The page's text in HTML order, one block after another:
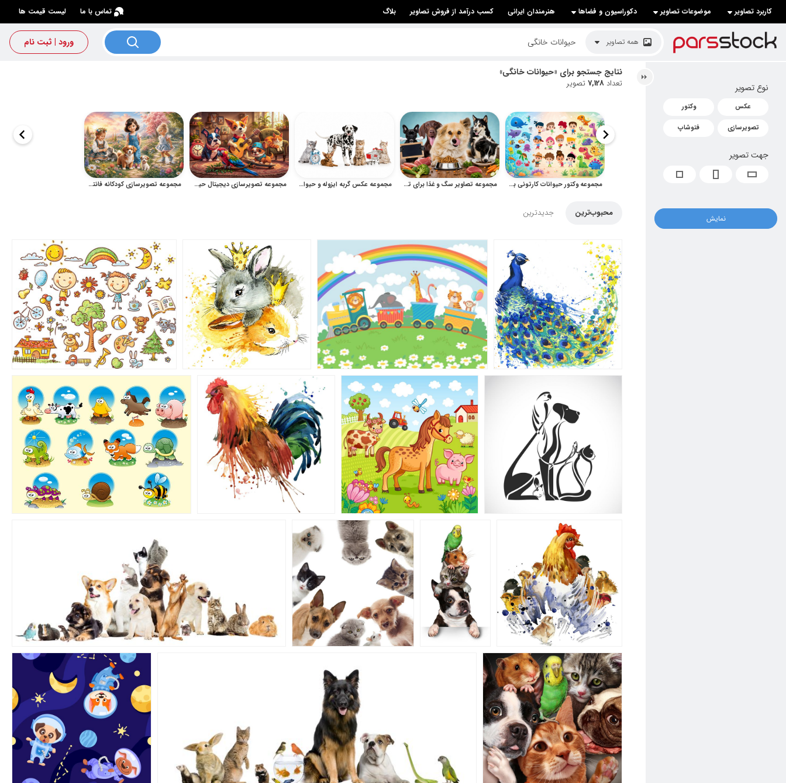
کاربرد تصاویر موضوعات تصاویر دکوراسیون و فضاها هنرمندان ایرانی کسب درآمد از فروش تصاویر بلاگ تماس با ما لیست قیمت ها
همه تصاویر ورود | ثبت نام
نتایج جستجو برای «حیوانات خانگی»
تعداد 7,128تصویر
مجموعه وکتور حیوانات کارتونی بامزه برای کودک و طراحی مجموعه تصاویر سگ و غذا برای تبلیغات پت‌فود و حیوانات خانگی مجموعه عکس گربه ایزوله و حیوانات خانگی با پس‌زمینه سفید مجموعه تصویرسازی دیجیتال حیوانات بامزه و کارتونی مجموعه تصویرسازی کودکانه فانتزی در کنار حیوانات خانگی
محبوب‌ترین جدیدترین
نوع تصویر
عکس وکتور
تصویرسازی فتوشاپ
جهت تصویر
نمایش
× لیست قیمت ها
موضوعات تصاویر
دکوراسیون و فضاها
هنرمندان ایرانی
کسب درآمد از فروش تصاویر
021 28428845
تماس با ما
بلاگ پارس استاک